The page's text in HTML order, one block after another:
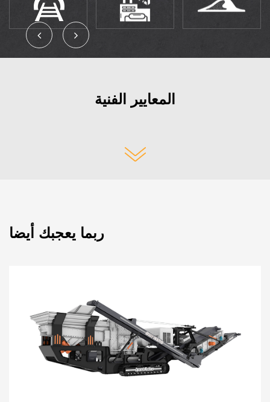
المعايير الفنية
ربما يعجبك أيضا